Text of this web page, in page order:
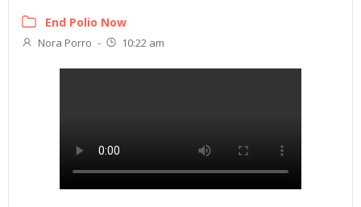
End Polio Now
Nora Porro - 10:22 am